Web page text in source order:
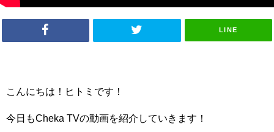
LINE
こんにちは！ヒトミです！
今日もCheka TVの動画を紹介していきます！